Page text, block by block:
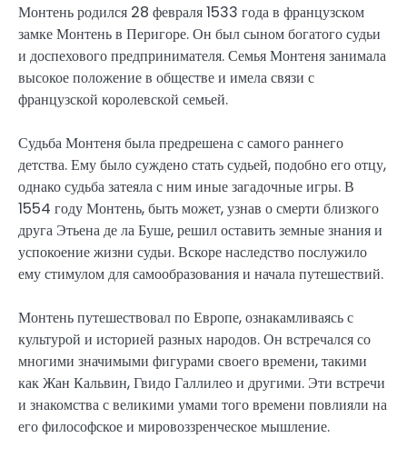
Монтень родился 28 февраля 1533 года в французском
замке Монтень в Перигоре. Он был сыном богатого судьи
и доспехового предпринимателя. Семья Монтеня занимала
высокое положение в обществе и имела связи с
французской королевской семьей.
Судьба Монтеня была предрешена с самого раннего
детства. Ему было суждено стать судьей, подобно его отцу,
однако судьба затеяла с ним иные загадочные игры. В
1554 году Монтень, быть может, узнав о смерти близкого
друга Этьена де ла Буше, решил оставить земные знания и
успокоение жизни судьи. Вскоре наследство послужило
ему стимулом для самообразования и начала путешествий.
Монтень путешествовал по Европе, ознакамливаясь с
культурой и историей разных народов. Он встречался со
многими значимыми фигурами своего времени, такими
как Жан Кальвин, Гвидо Галлилео и другими. Эти встречи
и знакомства с великими умами того времени повлияли на
его философское и мировоззренческое мышление.